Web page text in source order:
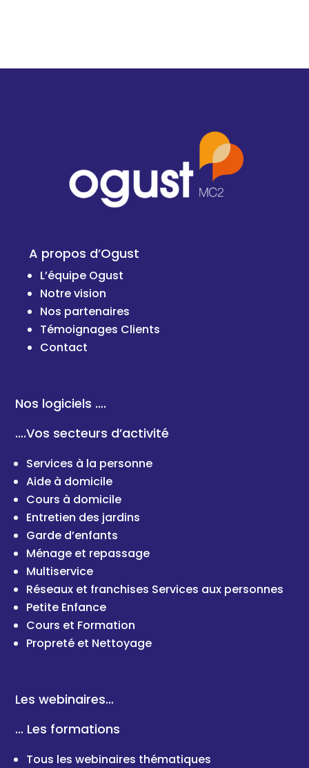
A propos d’Ogust
L’équipe Ogust
Notre vision
Nos partenaires
Témoignages Clients
Contact
Nos logiciels ….
….Vos secteurs d’activité
Services à la personne
Aide à domicile
Cours à domicile
Entretien des jardins
Garde d’enfants
Ménage et repassage
Multiservice
Réseaux et franchises Services aux personnes
Petite Enfance
Cours et Formation
Propreté et Nettoyage
Les webinaires…
… Les formations
Tous les webinaires thématiques